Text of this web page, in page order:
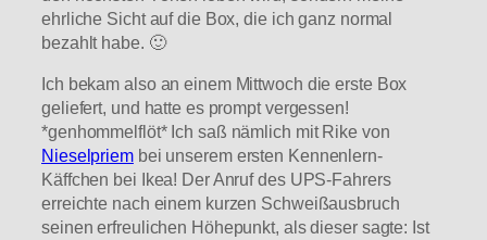
ehrliche Sicht auf die Box, die ich ganz normal
bezahlt habe. 🙂
Ich bekam also an einem Mittwoch die erste Box
geliefert, und hatte es prompt vergessen!
*genhommelflöt* Ich saß nämlich mit Rike von
Nieselpriembei unserem ersten Kennenlern-
Käffchen bei Ikea! Der Anruf des UPS-Fahrers
erreichte nach einem kurzen Schweißausbruch
seinen erfreulichen Höhepunkt, als dieser sagte: Ist